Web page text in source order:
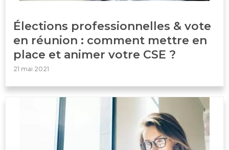
Élections professionnelles & vote
en réunion : comment mettre en
place et animer votre CSE ?
21 mai 2021